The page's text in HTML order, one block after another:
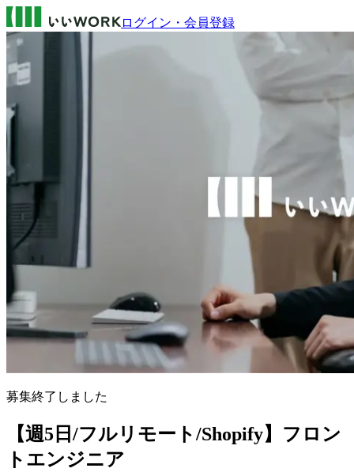
ログイン・会員登録
募集終了しました
【週5日/フルリモート/Shopify】フロン
トエンジニア